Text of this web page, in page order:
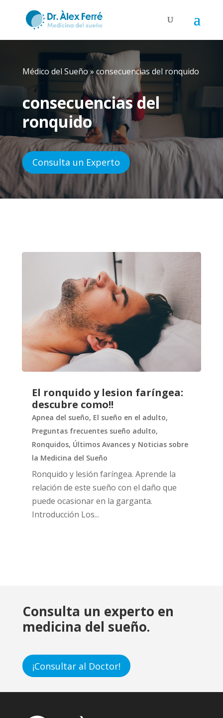
Médico del Sueño» consecuencias del ronquido
consecuencias del
ronquido
Consulta un Experto
El ronquido y lesion faríngea:
descubre como!!
Apnea del sueño, El sueño en el adulto,
Preguntas frecuentes sueño adulto,
Ronquidos, Últimos Avances y Noticias sobre
la Medicina del Sueño
Ronquido y lesión faríngea. Aprende la
relación de este sueño con el daño que
puede ocasionar en la garganta.
Introducción Los...
Consulta un experto en
medicina del sueño.
¡Consultar al Doctor!